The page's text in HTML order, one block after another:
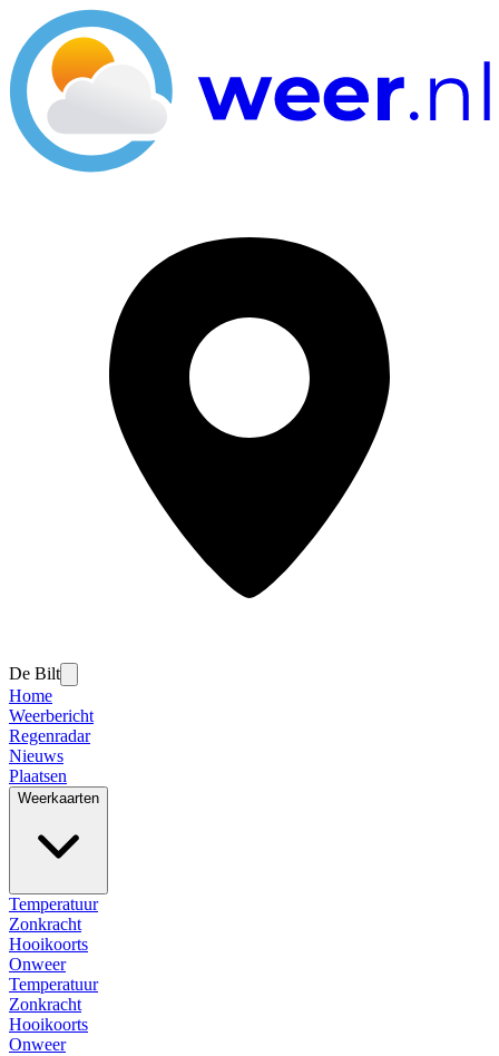
De Bilt
Home
Weerbericht
Regenradar
Nieuws
Plaatsen
Weerkaarten
Temperatuur
Zonkracht
Hooikoorts
Onweer
Temperatuur
Zonkracht
Hooikoorts
Onweer